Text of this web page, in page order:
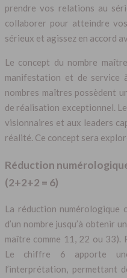
prendre vos relations au
collaborer pour atteindre
sérieux et agissez en accord
Le concept du nombre
manifestation et de service
nombres maîtres possèdent
de réalisation exceptionnel.
visionnaires et aux leaders
réalité. Ce concept sera
Réduction
(2+2+2 = 6)
La réduction
d’un nombre jusqu’à obtenir
maître comme 11, 22 ou 33).
Le chiffre 6 apporte
l’interprétation, permettant